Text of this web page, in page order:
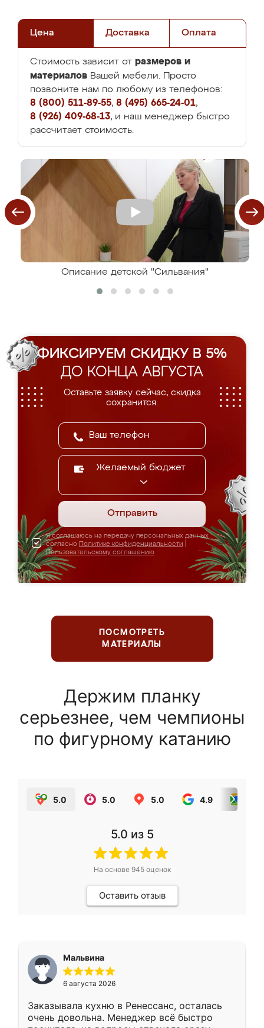
Цена Доставка Оплата
Стоимость зависит от размеров и
материалов Вашей мебели. Просто
позвоните нам по любому из телефонов:
8 (800) 511-89-55, 8 (495) 665-24-01,
8 (926) 409-68-13, и наш менеджер быстро
рассчитает стоимость.
Описание детской "Сильвания"
ФИКСИРУЕМ СКИДКУ В 5%
ДО КОНЦА АВГУСТА
Оставьте заявку сейчас, скидка
сохранится.
Желаемый бюджет
Отправить
Я соглашаюсь на передачу персональных данных
согласно Политике конфиденциальности
Пользовательскому соглашению
ПОСМОТРЕТЬ
МАТЕРИАЛЫ
Держим планку
серьезнее, чем чемпионы
по фигурному катанию
5.0 5.0 5.0 4.9
5.0 из 5
На основе 945оценок
Оставить отзыв
Мальвина
6 августа 2026
Заказывала кухню в Ренессанс, осталась
очень довольна. Менеджер всё быстро